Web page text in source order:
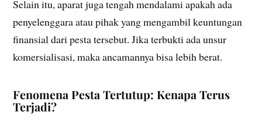
Selain itu, aparat juga tengah mendalami apakah ada
penyelenggara atau pihak yang mengambil keuntungan
finansial dari pesta tersebut. Jika terbukti ada unsur
komersialisasi, maka ancamannya bisa lebih berat.
Fenomena Pesta Tertutup: Kenapa Terus
Terjadi?